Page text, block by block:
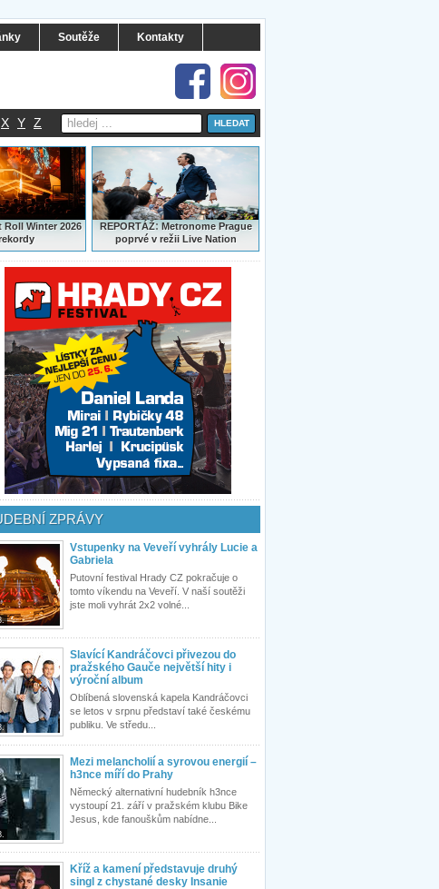
Soutěže Kontakty
X Y Z
Roll Winter 2026
REPORTÁŽ:Metronome Prague
poprvé v režii Live Nation
ZPRÁVY
Vstupenky na Veveří vyhrály Lucie a
Gabriela
Putovní festival Hrady CZ pokračuje o
tomto víkendu na Veveří. V naší soutěži
jste moli vyhrát 2x2 volné...
Slavící Kandráčovci přivezou do
pražského Gauče největší hity i
výroční album
Oblíbená slovenská kapela Kandráčovci
se letos v srpnu představí také českému
publiku. Ve středu...
Mezi melancholií a syrovou energií –
h3nce míří do Prahy
Německý alternativní hudebník h3nce
vystoupí 21. září v pražském klubu Bike
Jesus, kde fanouškům nabídne...
Kříž a kamení představuje druhý
singl z chystané desky Insanie